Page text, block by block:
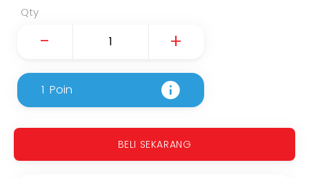
Qty
+
-
1 Poin
BELI SEKARANG